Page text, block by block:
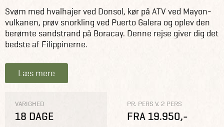
Svøm med hvalhajer ved Donsol, kør på ATV ved Mayon-
vulkanen, prøv snorkling ved Puerto Galera og oplev den
berømte sandstrand på Boracay. Denne rejse giver dig det
bedste af Filippinerne.
Læs mere
VARIGHED
18 DAGE
PR. PERS V. 2 PERS
FRA 19.950,-